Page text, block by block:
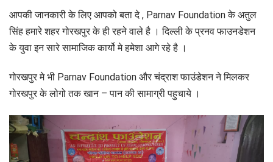
आपकी जानकारी के लिए आपको बता दे , Parnav Foundation के अतुल
सिंह हमारे शहर गोरखपुर के ही रहने वाले है । दिल्ली के प्रनव फाउनडेशन
के युवा इन सारे सामाजिक कार्यो मे हमेशा आगे रहे है ।
गोरखपुर मे भी Parnav Foundation और चंद्राश फाउंडेशन ने मिलकर
गोरखपुर के लोगो तक खान – पान की सामाग्री पहुचाये ।